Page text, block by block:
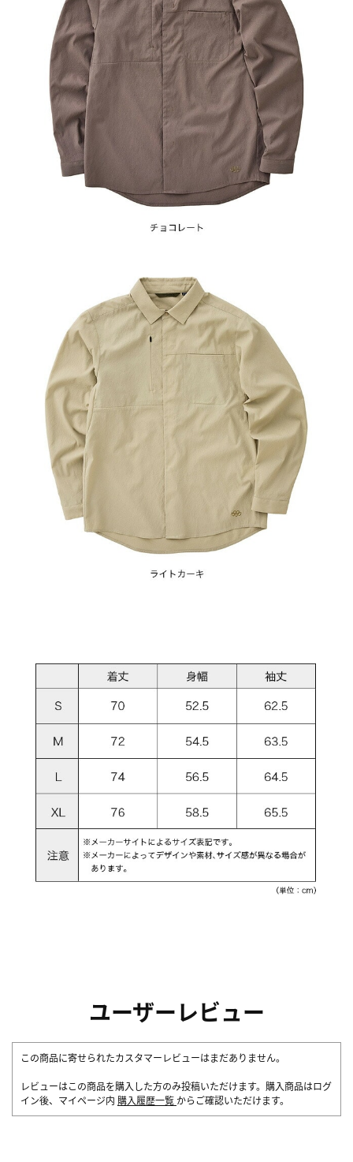
ユーザーレビュー
この商品に寄せられたカスタマーレビューはまだありません。
レビューはこの商品を購入した方のみ投稿いただけます。購入商品はログ
イン後、マイページ内 購入履歴一覧 からご確認いただけます。